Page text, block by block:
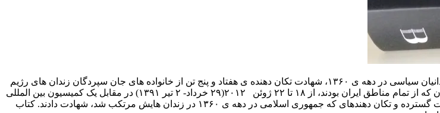
کتاب در برگیرنده ‏ی گزارش و یافته‏ های کمیسیون حقیقت‏ یاب در رابطه با کشتار زندانیان زندانیان سیاسی در دهه‏ ی ١٣۶٠، شهادت تکان دهنده‏ ی هفتاد و پنج تن از خانواده‏ های جان‏ سپردگان زندان‏ های رژیم
در دهه‏ ی ١٣۶٠ و زندانیان سیاسی بازمانده از کشتار زندانیان سیاسی در این دهه است. شاهدان که از تمام مناطق ایران بودند، از ١٨ تا ٢٢ ژوئن ٢٠١٢(٢٩ خرداد- ٢ تیر ١٣٩١) در مقابل یک کمیسیون بین ‏المللی
حقیقت‏ یاب، متشکل از شش حقوقدان و کارشناس بین‏ اللمللی حاضر شدند و در باره‏ ی جنایات گسترده و تکان ‏دهنده‏ای که جمهوری اسلامی در دهه ‏ی ١٣۶٠ در زندان‏ هایش مرتکب شد، شهادت دادند. کتاب